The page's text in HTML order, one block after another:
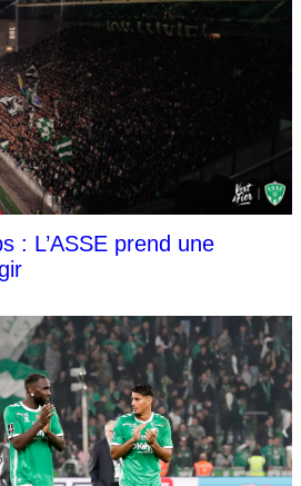
: L’ASSE prend une